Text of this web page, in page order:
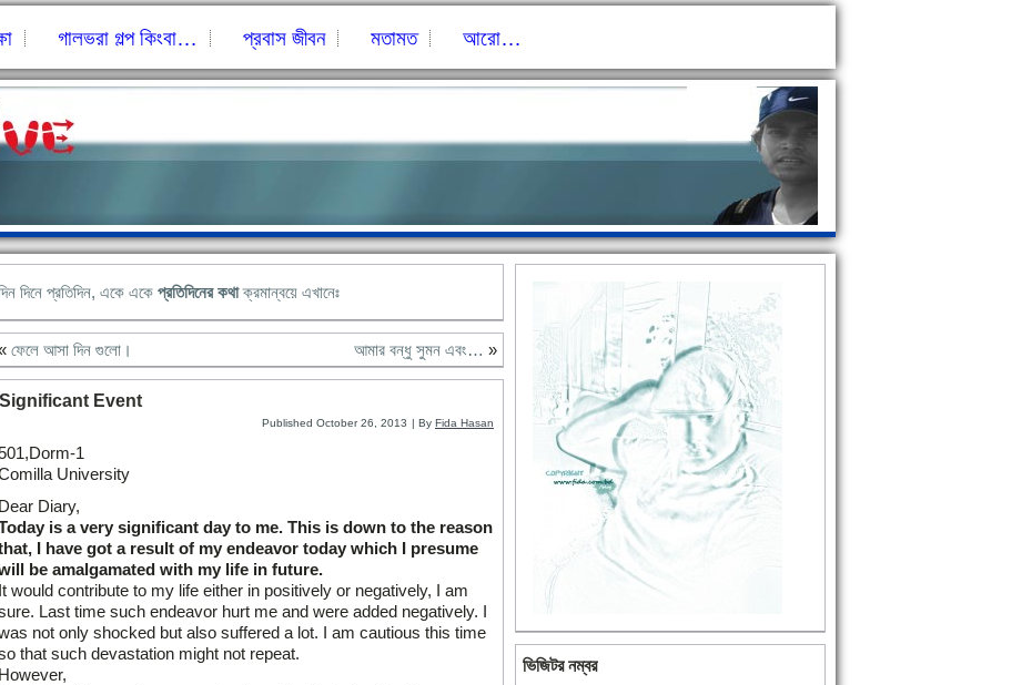
গালভরা গল্প কিংবা… প্রবাস জীবন মতামত আরো…
দিনে প্রতিদিন, একে একে প্রতিদিনের কথাক্রমান্বয়ে এখানেঃ
ফেলে আসা দিন গুলো। আমার বন্ধু সুমন এবং… »
Significant Event
Published October 26, 2013 | By Fida Hasan
1
University
Dear Diary,
is a very significant day to me. This is down to the reason
I have got a result of my endeavor today which I presume
be amalgamated with my life in future.
It would contribute to my life either in positively or negatively, I am
Last time such endeavor hurt me and were added negatively. I
not only shocked but also suffered a lot. I am cautious this time
that such devastation might not repeat.
However,
ভিজিটর নম্বর